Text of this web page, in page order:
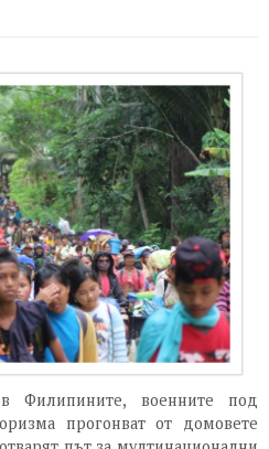
Филипините, военните под
прогонват от домовете